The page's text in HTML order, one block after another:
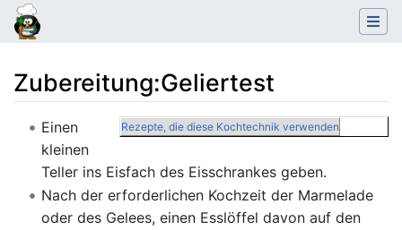
Zubereitung:Geliertest
Wechseln zu: Navigation,Suche
Rezepte, die diese Kochtechnik verwenden
Einen
kleinen
Teller ins Eisfach des Eisschrankes geben.
Nach der erforderlichen Kochzeit der Marmelade
oder des Gelees, einen Esslöffel davon auf den